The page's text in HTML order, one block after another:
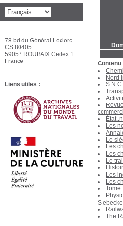
Contenu
Nord
Les
Le
Les
Les
Le
Les
Les
Tome
The
78 bd du Général Leclerc
CS 80405
59057 ROUBAIX Cedex 1
France
Liens utiles :